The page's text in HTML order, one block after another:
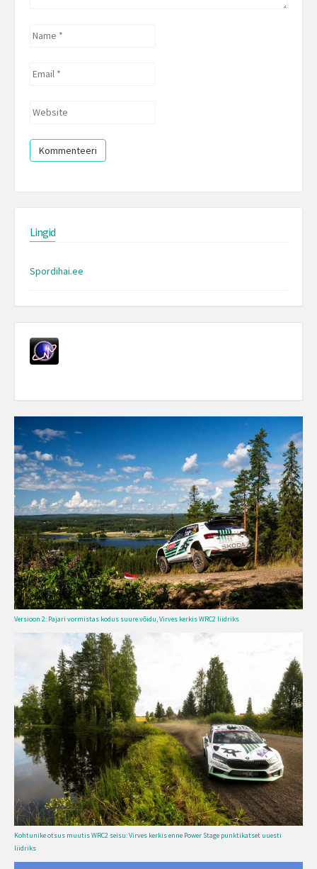
Name
Email
Website
Lingid
Spordihai.ee
Versioon 2: Pajari vormistas kodus suure võidu, Virves kerkis WRC2 liidriks
Kohtunike otsus muutis WRC2 seisu: Virves kerkis enne Power Stage punktikatset uuesti
liidriks